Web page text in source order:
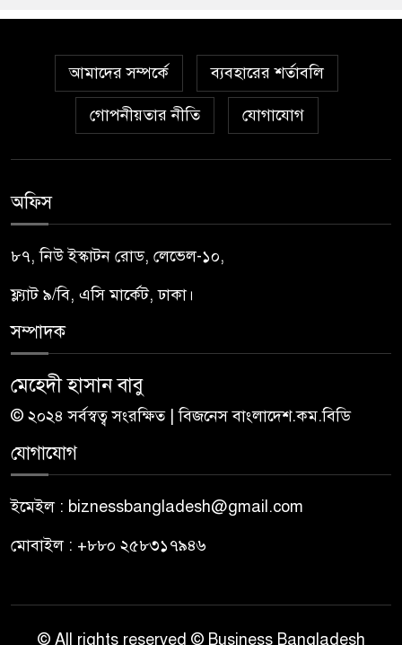
আমাদের সম্পর্কে ব্যবহারের শর্তাবলি
গোপনীয়তার নীতি যোগাযোগ
অফিস
৮৭, নিউ ইস্কাটন রোড, লেভেল-১০,
ফ্ল্যাট ৯/বি, এসি মার্কেট, ঢাকা।
সম্পাদক
মেহেদী হাসান বাবু
© ২০২৪ সর্বস্বত্ব সংরক্ষিত | বিজনেস বাংলাদেশ.কম.বিডি
যোগাযোগ
ইমেইল : biznessbangladesh@gmail.com
মোবাইল : +৮৮০ ২৫৮৩১৭৯৪৬
© All rights reserved © Business Bangladesh